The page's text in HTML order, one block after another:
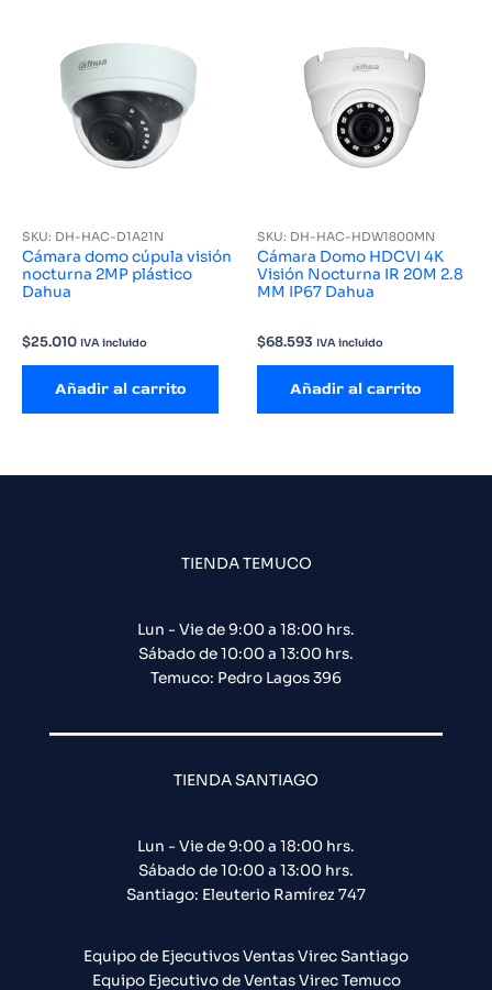
SKU: DH-HAC-D1A21N
Cámara domo cúpula visión
nocturna 2MP plástico
Dahua
$25.010 IVA incluido
Añadir al carrito
SKU: DH-HAC-HDW1800MN
Cámara Domo HDCVI 4K
Visión Nocturna IR 20M 2.8
MM IP67 Dahua
$68.593 IVA incluido
Añadir al carrito
TIENDA TEMUCO
Lun - Vie de 9:00 a 18:00 hrs.
Sábado de 10:00 a 13:00 hrs.
Temuco: Pedro Lagos 396
TIENDA SANTIAGO
Lun - Vie de 9:00 a 18:00 hrs.
Sábado de 10:00 a 13:00 hrs.
Santiago: Eleuterio Ramírez 747​
Equipo de Ejecutivos Ventas Virec Santiago
Equipo Ejecutivo de Ventas Virec Temuco